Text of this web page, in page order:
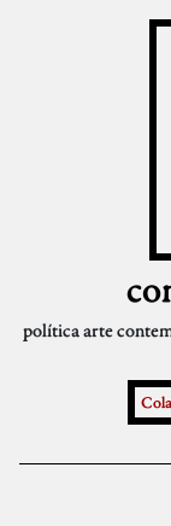
políticaarte